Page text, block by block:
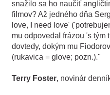
snažilo sa ho naučiť
filmov? Až jedného dňa
love, I need love' ('
mu odpovedal frázou 's tým
dovtedy, dokým mu
(rukavica = glove; pozn.)."
Terry Foster, novinár